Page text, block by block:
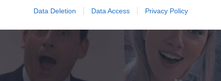
Data Deletion Data Access Privacy Policy